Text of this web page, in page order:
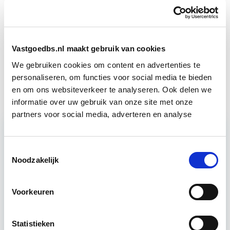
Vastgoedbs.nl maakt gebruik van cookies
We gebruiken cookies om content en advertenties te
personaliseren, om functies voor social media te bieden
en om ons websiteverkeer te analyseren. Ook delen we
informatie over uw gebruik van onze site met onze
partners voor social media, adverteren en analyse
Noodzakelijk
Voorkeuren
Statistieken
Circulair Bouwen Start do 24 sep
Vastgoedmanagement: Markt,
Strategie en Exploitatie
Start wo
30 sep
Circulair bouwen is de toekomst. Letterlijk, want in
bouweconomie volledig circulair is. Dit betekent